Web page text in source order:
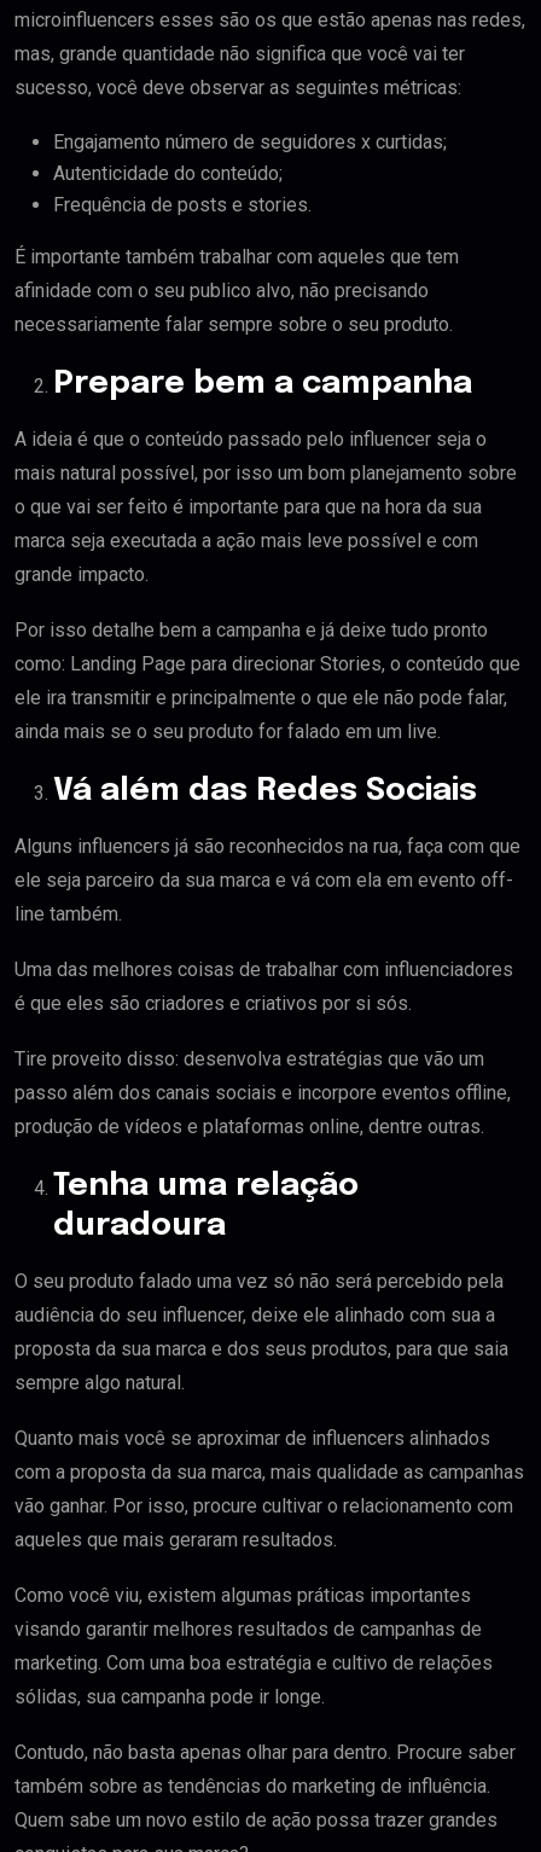
microinfluencers esses são os que estão apenas nas redes,
mas, grande quantidade não significa que você vai ter
sucesso, você deve observar as seguintes métricas:
Engajamento número de seguidores x curtidas;
Autenticidade do conteúdo;
Frequência de posts e stories.
É importante também trabalhar com aqueles que tem
afinidade com o seu publico alvo, não precisando
necessariamente falar sempre sobre o seu produto.
Prepare bem a campanha
A ideia é que o conteúdo passado pelo influencer seja o
mais natural possível, por isso um bom planejamento sobre
o que vai ser feito é importante para que na hora da sua
marca seja executada a ação mais leve possível e com
grande impacto.
Por isso detalhe bem a campanha e já deixe tudo pronto
como: Landing Page para direcionar Stories, o conteúdo que
ele ira transmitir e principalmente o que ele não pode falar,
ainda mais se o seu produto for falado em um live.
Vá além das Redes Sociais
Alguns influencers já são reconhecidos na rua, faça com que
ele seja parceiro da sua marca e vá com ela em evento off-
line também.
Uma das melhores coisas de trabalhar com influenciadores
é que eles são criadores e criativos por si sós.
Tire proveito disso: desenvolva estratégias que vão um
passo além dos canais sociais e incorpore eventos offline,
produção de vídeos e plataformas online, dentre outras.
Tenha uma relação
duradoura
O seu produto falado uma vez só não será percebido pela
audiência do seu influencer, deixe ele alinhado com sua a
proposta da sua marca e dos seus produtos, para que saia
sempre algo natural.
Quanto mais você se aproximar de influencers alinhados
com a proposta da sua marca, mais qualidade as campanhas
vão ganhar. Por isso, procure cultivar o relacionamento com
aqueles que mais geraram resultados.
Como você viu, existem algumas práticas importantes
visando garantir melhores resultados de campanhas de
marketing. Com uma boa estratégia e cultivo de relações
sólidas, sua campanha pode ir longe.
Contudo, não basta apenas olhar para dentro. Procure saber
também sobre as tendências do marketing de influência.
Quem sabe um novo estilo de ação possa trazer grandes